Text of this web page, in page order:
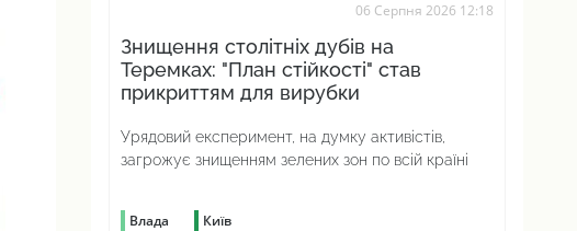
06 Серпня 2026 12:18
Знищення столітніх дубів на
Теремках: "План стійкості" став
прикриттям для вирубки
Урядовий експеримент, на думку активістів,
загрожує знищенням зелених зон по всій країні
Влада Київ